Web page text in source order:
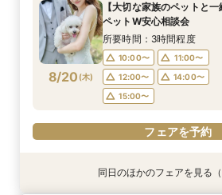
8/19(水)
10:00〜
11:00〜
12:00〜
14:00〜
15:00〜
フェアを予約
8/19(水)
10:00〜
11:00〜
12:00〜
14:00〜
15:00〜
フェアを予約
8/19(水)
10:00〜
11:00〜
12:00〜
14:00〜
15:00〜
フェアを予約
8/19(水)
10:00〜
11:00〜
12:00〜
14:00〜
15:00〜
フェアを予約
8/20 (木)
【大切な家族のペットと
ペットW安心相談会
所要時間：3時間程度
10:00〜
11:00〜
12:00〜
14:00〜
15:00〜
フェアを予約
特典あり
衣装試着 特典あり
衣装試着 特典あり
衣装試着 特典あり
同日のほかのフェアを見る（